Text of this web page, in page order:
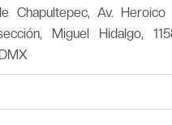
Chapultepec, Av.
Miguel Hidalgo,